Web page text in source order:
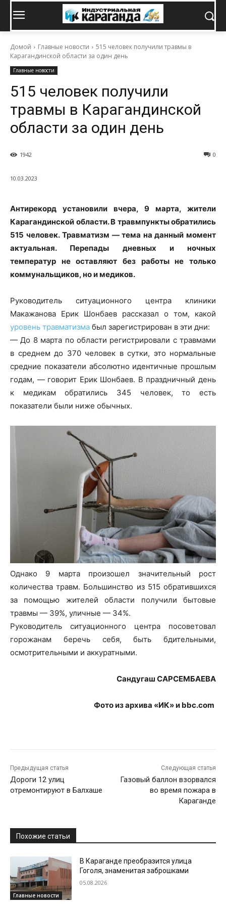
Домой Главные новости
515 человек получили травмы в
Карагандинской области за один день
Главные новости
515 человек получили
травмы в Карагандинской
области за один день
0
1942
10.03.2023
Антирекорд установили вчера, 9 марта, жители
Карагандинской области. В травмпункты обратились
515 человек. Травматизм — тема на данный момент
актуальная. Перепады дневных и ночных
температур не оставляют без работы не только
коммунальщиков, но и медиков.
Руководитель ситуационного центра клиники
Макажанова Ерик Шонбаев рассказал о том, какой
уровень травматизма был зарегистрирован в эти дни:
— До 8 марта по области регистрировали с травмами
в среднем до 370 человек в сутки, это нормальные
средние показатели абсолютно идентичные прошлым
годам, — говорит Ерик Шонбаев. В праздничный день
к медикам обратились 345 человек, то есть
показатели были ниже обычных.
Однако 9 марта произошел значительный рост
количества травм. Большинство из 515 обратившихся
за помощью жителей области получили бытовые
травмы — 39%, уличные — 34%.
Руководитель ситуационного центра посоветовал
горожанам беречь себя, быть бдительными,
осмотрительными и аккуратными.
Сандугаш САРСЕМБАЕВА
Фото из архива «ИК» и bbc.com
Предыдущая статья
Дороги 12 улиц
отремонтируют в Балхаше
Следующая статья
Газовый баллон взорвался
во время пожара в
Караганде
Похожие статьи
Главные новости
В Караганде преобразится улица
Гоголя, знаменитая заброшками
05.08.2026